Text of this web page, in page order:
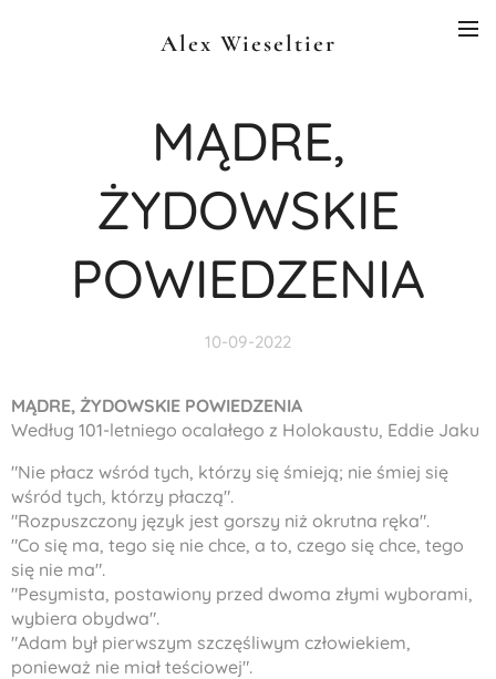
Alex Wieseltier
MĄDRE,
ŻYDOWSKIE
POWIEDZENIA
10-09-2022
MĄDRE, ŻYDOWSKIE POWIEDZENIA
Według 101-letniego ocalałego z Holokaustu, Eddie Jaku
"Nie płacz wśród tych, którzy się śmieją; nie śmiej się
wśród tych, którzy płaczą".
"Rozpuszczony język jest gorszy niż okrutna ręka".
"Co się ma, tego się nie chce, a to, czego się chce, tego
się nie ma".
"Pesymista, postawiony przed dwoma złymi wyborami,
wybiera obydwa".
"Adam był pierwszym szczęśliwym człowiekiem,
ponieważ nie miał teściowej".